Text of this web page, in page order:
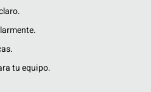
tu equipo.